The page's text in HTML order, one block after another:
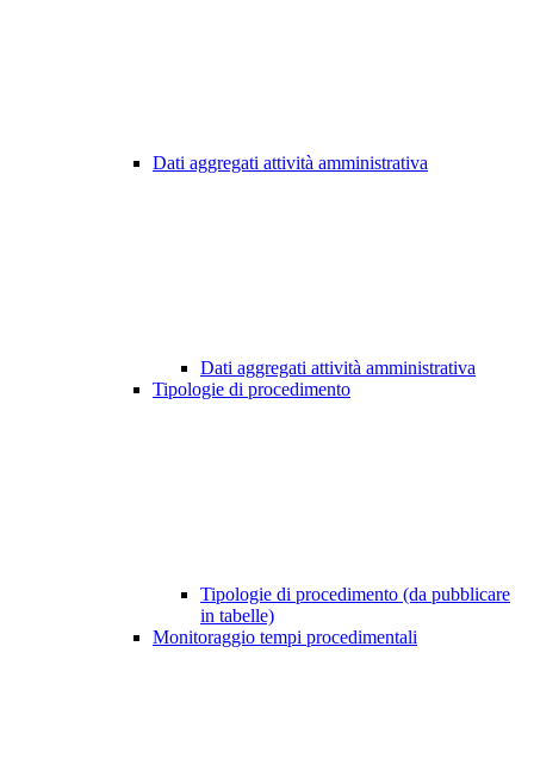
Dati aggregati attività amministrativa
Dati aggregati attività amministrativa
Tipologie di procedimento
Tipologie di procedimento (da pubblicare
in tabelle)
Monitoraggio tempi procedimentali